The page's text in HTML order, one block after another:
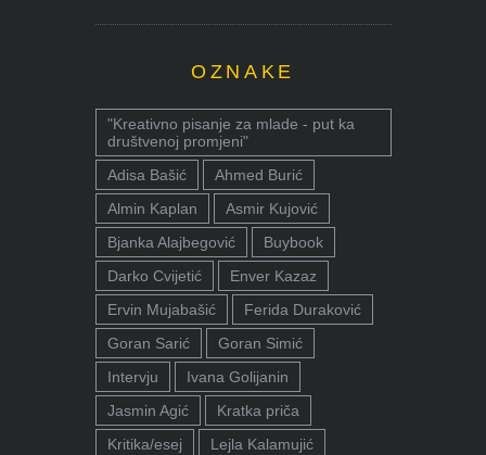
OZNAKE
"Kreativno pisanje za mlade - put ka
društvenoj promjeni"
Adisa Bašić
Ahmed Burić
Almin Kaplan
Asmir Kujović
Bjanka Alajbegović
Buybook
Darko Cvijetić
Enver Kazaz
Ervin Mujabašić
Ferida Duraković
Goran Sarić
Goran Simić
Intervju
Ivana Golijanin
Jasmin Agić
Kratka priča
Kritika/esej
Lejla Kalamujić